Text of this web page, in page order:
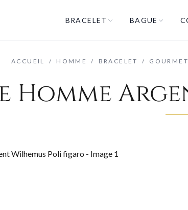
BRACELET BAGUE
ACCUEIL / HOMME / BRACELET /
Homme